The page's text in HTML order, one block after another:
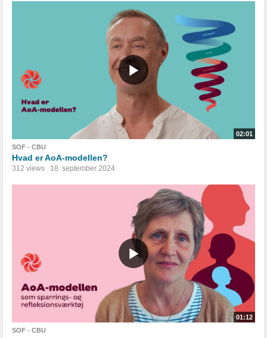
02:01
SOF - CBU
Hvad er AoA-modellen?
312 views 18. september 2024
01:12
SOF - CBU